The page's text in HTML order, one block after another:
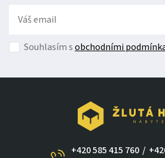
Souhlasím sobchodními
+420 585 415 760 /